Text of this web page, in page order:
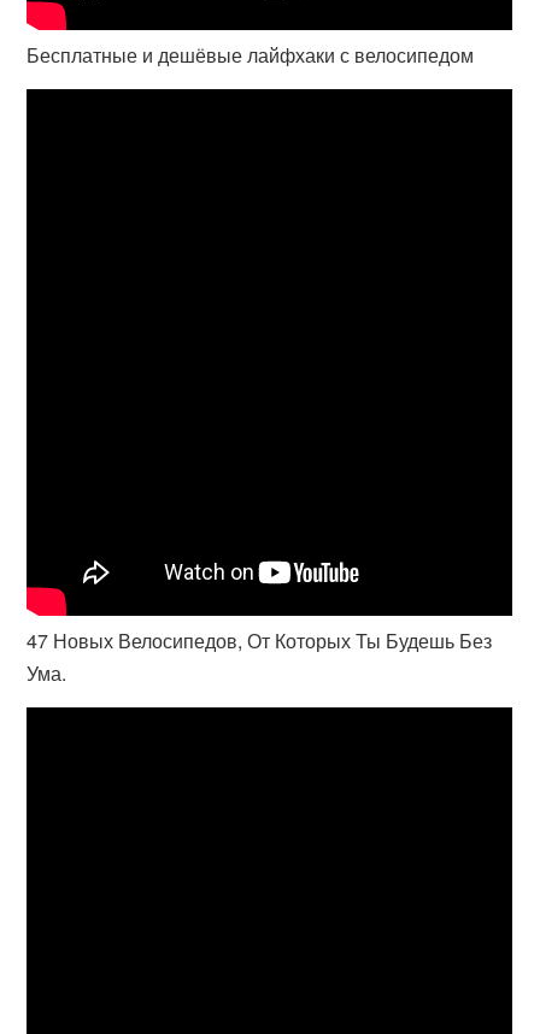
Бесплатные и дешёвые лайфхаки с велосипедом
47 Новых Велосипедов, От Которых Ты Будешь Без
Ума.